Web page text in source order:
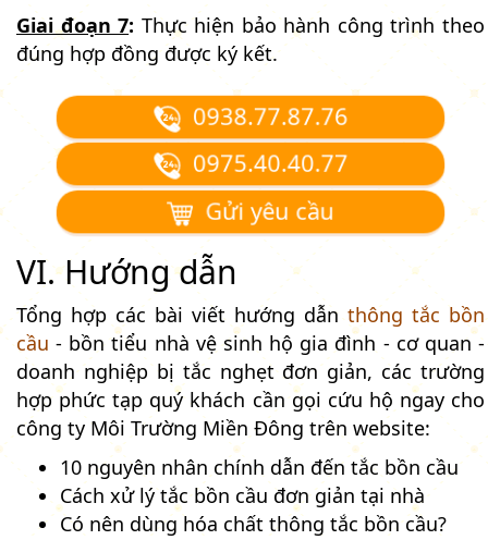
Giai đoạn 7: Thực hiện bảo hành công trình theo
đúng hợp đồng được ký kết.
0938.77.87.76
0975.40.40.77
Gửi yêu cầu
VI. Hướng dẫn
Tổng hợp các bài viết hướng dẫn thông tắc bồn
cầu - bồn tiểu nhà vệ sinh hộ gia đình - cơ quan -
doanh nghiệp bị tắc nghẹt đơn giản, các trường
hợp phức tạp quý khách cần gọi cứu hộ ngay cho
công ty Môi Trường Miền Đông trên website:
10 nguyên nhân chính dẫn đến tắc bồn cầu
Cách xử lý tắc bồn cầu đơn giản tại nhà
Có nên dùng hóa chất thông tắc bồn cầu?